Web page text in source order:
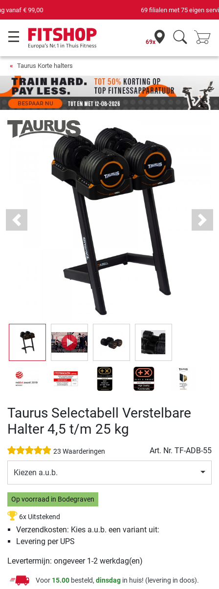
69 filialen met 75 eigen servicemonteurs
69x
Taurus Korte halters
Previous Next
Taurus Selectabell Verstelbare
Halter 4,5 t/m 25 kg
23 Waarderingen Art. Nr. TF-ADB-55
Kiezen a.u.b.
Op voorraad in Bodegraven
6x Uitstekend
Verzendkosten: Kies a.u.b. een variant uit:
Levering per UPS
Levertermijn: ongeveer 1-2 werkdag(en)
Voor 15.00 besteld, dinsdag in huis! (levering in doos).